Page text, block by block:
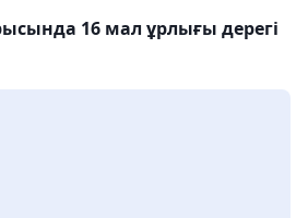
16 мал ұрлығы дерегі